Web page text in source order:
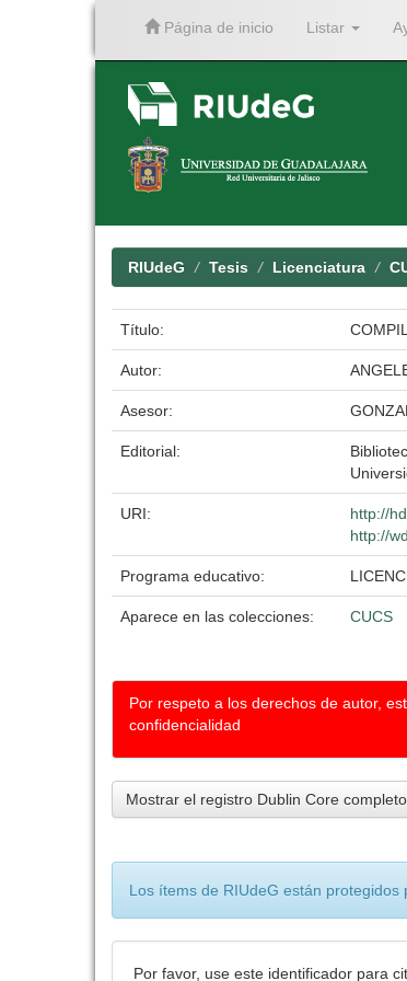
Página de inicio Listar
RIUdeG Tesis Licenciatura
Título:
Autor:
Asesor:
Editorial:
URI:
http://
http://
Programa educativo:
Aparece en las colecciones: CUCS
Por respeto a los derechos de autor,
confidencialidad
Mostrar el registro Dublin Core
Los ítems de RIUdeG están
Por favor, use este identificador para